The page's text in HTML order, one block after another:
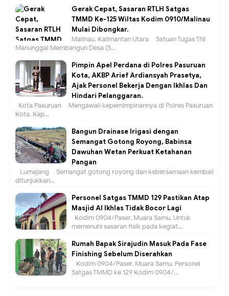
Gerak Cepat, Sasaran RTLH Satgas
TMMD Ke-125 Wiltas Kodim 0910/Malinau
Mulai Dibongkar.
Malinau, Kalimantan Utara – Satuan Tugas TNI
Manunggal Membangun Desa (S...
Pimpin Apel Perdana di Polres Pasuruan
Kota, AKBP Arief Ardiansyah Prasetya,
Ajak Personel Bekerja Dengan Ikhlas Dan
Hindari Pelanggaran.
Kota Pasuruan – Mengawali kepemimpinannya di Polres Pasuruan
Kota, Kap...
Bangun Drainase Irigasi dengan
Semangat Gotong Royong, Babinsa
Dawuhan Wetan Perkuat Ketahanan
Pangan
Lumajang – Semangat gotong royong dan kebersamaan kembali
ditunjukkan...
Personel Satgas TMMD 129 Pastikan Atap
Masjid Al Ikhlas Tidak Bocor Lagi
Kodim 0904/Paser, Muara Samu. Untuk
memenuhi sasaran fisik pada kegiat...
Rumah Bapak Sirajudin Masuk Pada Fase
Finishing Sebelum Diserahkan
Kodim 0904/Paser, Muara Samu. Personel
Satgas TMMD ke 129 Kodim 0904/...